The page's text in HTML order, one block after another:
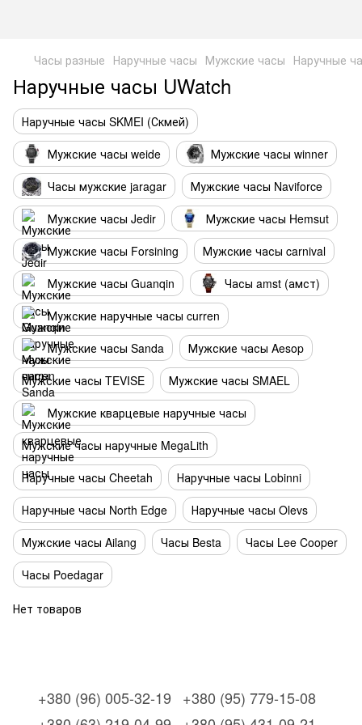
Часы разные Наручные часы Мужские часы Наручные
Наручные часы UWatch
Наручные часы SKMEI (Скмей)
Мужские часы weide
Мужские часы winner
Часы мужские jaragar
Мужские часы Naviforce
Мужские часы Jedir
Мужские часы Hemsut
Мужские часы Forsining
Мужские часы carnival
Мужские часы Guanqin
Часы amst (амст)
Мужские наручные часы curren
Мужские часы Sanda
Мужские часы Aesop
Мужские часы TEVISE
Мужские часы SMAEL
Мужские кварцевые наручные часы
Мужские часы наручные MegaLith
Наручные часы Cheetah
Наручные часы Lobinni
Наручные часы North Edge
Наручные часы Olevs
Мужские часы Ailang
Часы Besta
Часы Lee Cooper
Часы Poedagar
Нет товаров
+380 (96) 005-32-19
+380 (95) 779-15-08